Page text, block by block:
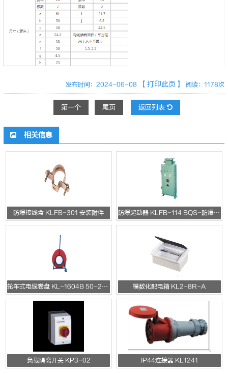
发布时间：2024-06-08 【打印此页】 阅读：1178次
第一个 尾页 返回列表
相关信息
防爆接线盒 KLFB-301 安装附件 防爆起动器 KLFB-114 BQS-防爆变频器
轮车式电缆卷盘 KL-1604B 50-200m 模数化配电箱 KL2-8R-A
负载隔离开关 KP3-02 IP44连接器 KL1241